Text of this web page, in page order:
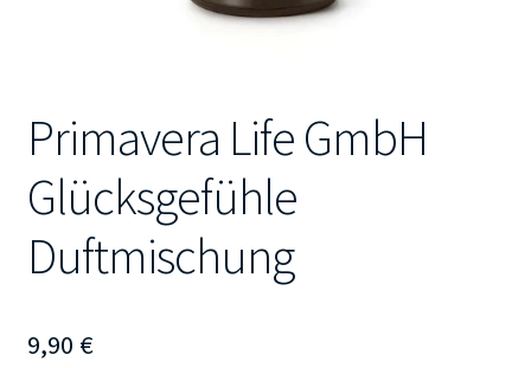
Primavera Life GmbH
Glücksgefühle
Duftmischung
9,90 €